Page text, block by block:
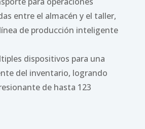
entre el almacén y el taller,
de producción inteligente
dispositivos para una
del inventario, logrando
de hasta 123